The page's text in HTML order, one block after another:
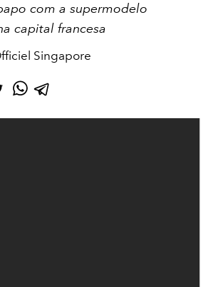
com a supermodelo
capital francesa
Singapore